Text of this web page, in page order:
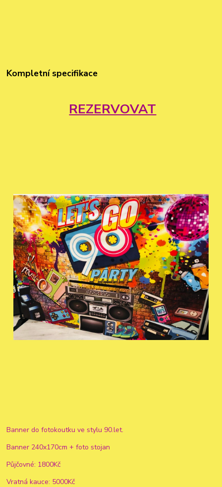
Kompletní specifikace
REZERVOVAT
Banner do fotokoutku ve stylu 90.let.
Banner 240x170cm + foto stojan
Půjčovné: 1800Kč
Vratná kauce: 5000Kč